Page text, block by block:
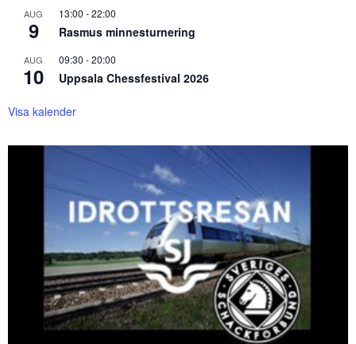
AUG
9
13:00 -22:00
Rasmus minnesturnering
AUG
10
09:30 -20:00
Uppsala Chessfestival 2026
Visa kalender